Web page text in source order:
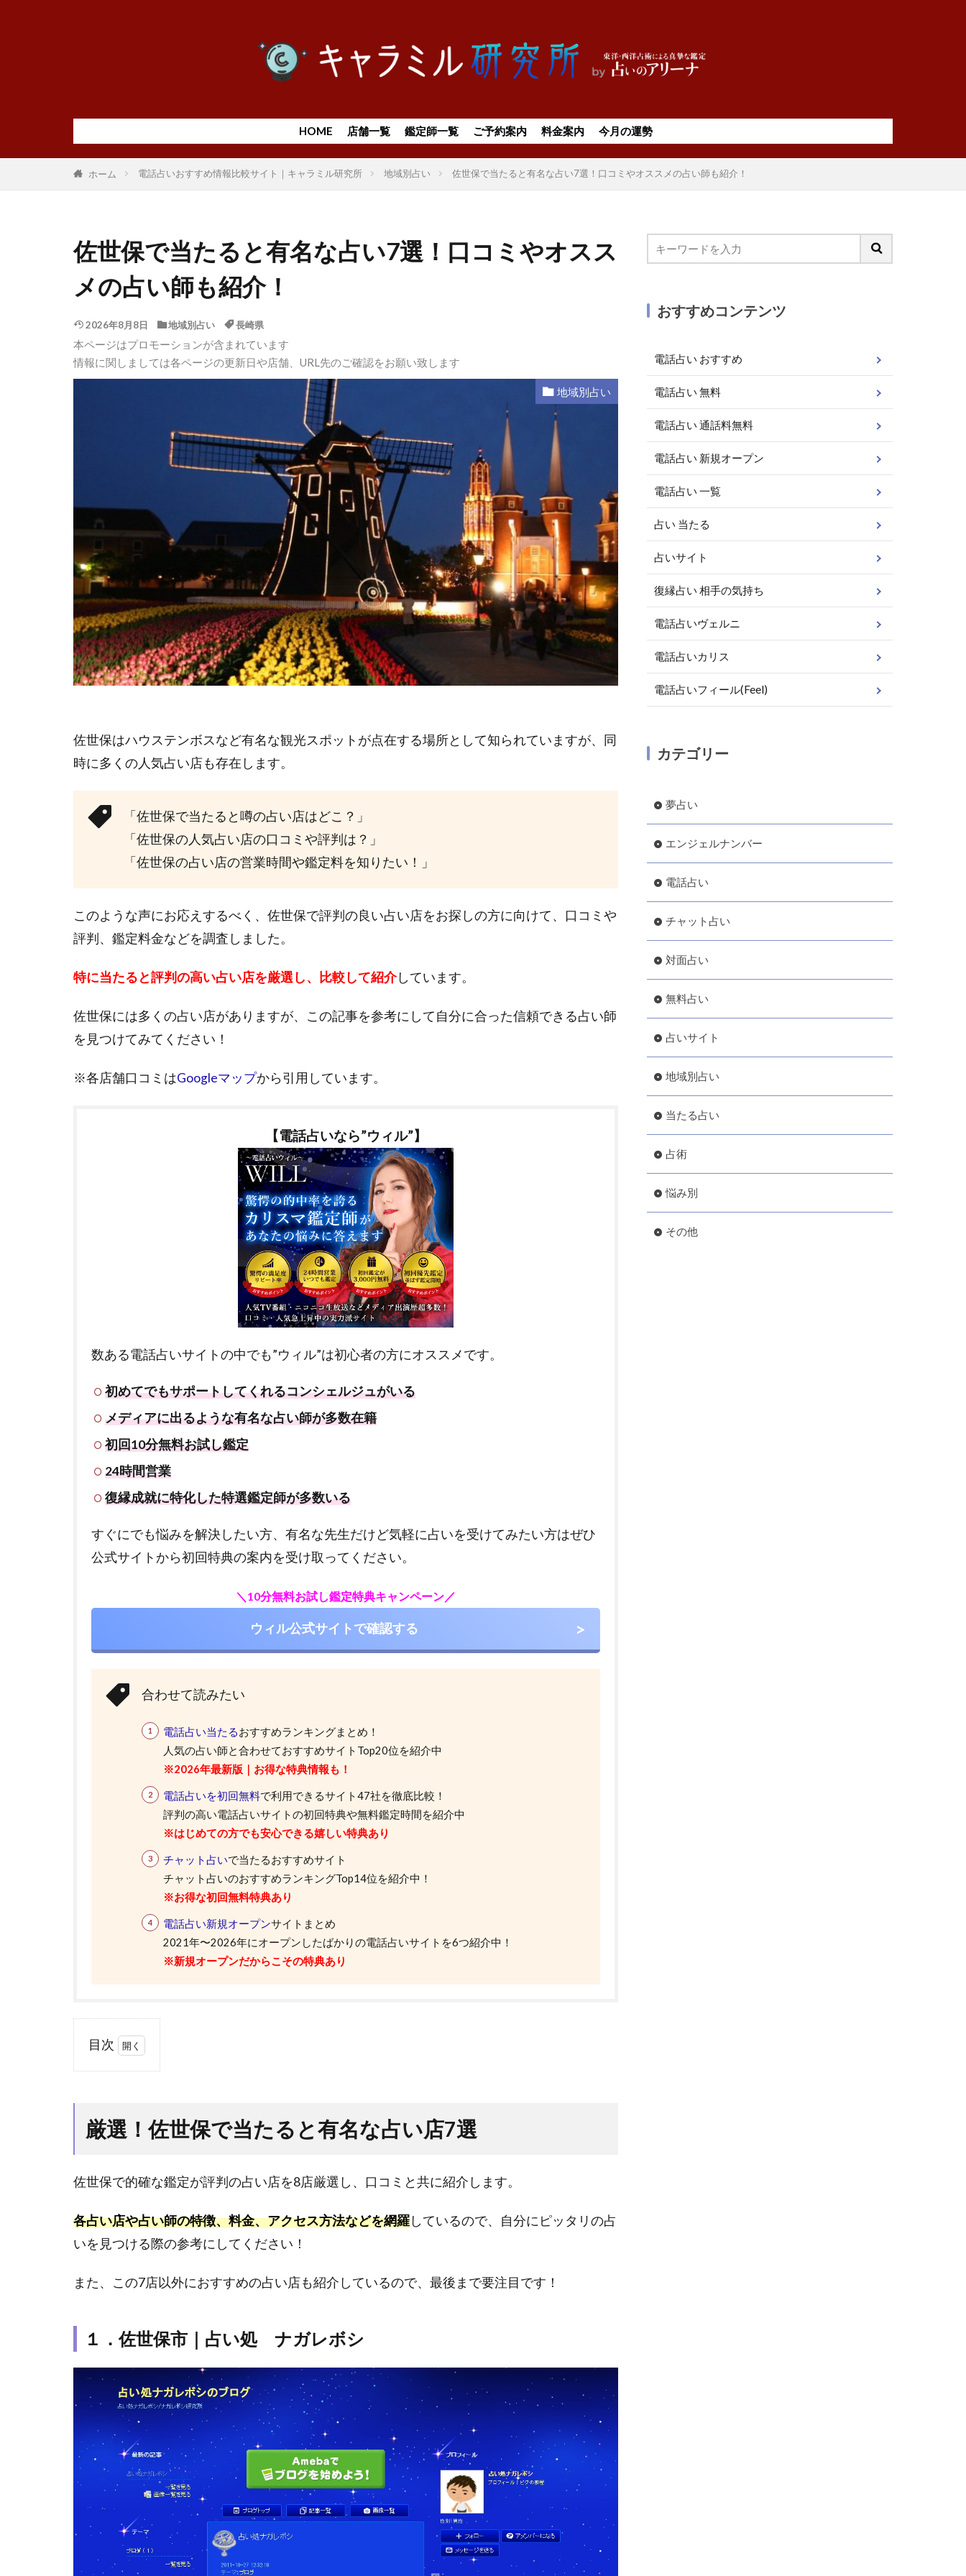
HOME 店舗一覧 鑑定師一覧 ご予約案内 料金案内 今月の運勢
ホーム 電話占いおすすめ情報比較サイト｜キャラミル研究所 地域別占い 佐世保で当たると有名な占い7選！口コミやオススメの占い師も紹介！
佐世保で当たると有名な占い7選！口コミやオスス
メの占い師も紹介！
2026年8月8日 地域別占い 長崎県
本ページはプロモーションが含まれています
情報に関しましては各ページの更新日や店舗、URL先のご確認をお願い致します
地域別占い
佐世保はハウステンボスなど有名な観光スポットが点在する場所として知られていますが、同
時に多くの人気占い店も存在します。
「佐世保で当たると噂の占い店はどこ？」
「佐世保の人気占い店の口コミや評判は？」
「佐世保の占い店の営業時間や鑑定料を知りたい！」
このような声にお応えするべく、佐世保で評判の良い占い店をお探しの方に向けて、口コミや
評判、鑑定料金などを調査しました。
特に当たると評判の高い占い店を厳選し、比較して紹介しています。
佐世保には多くの占い店がありますが、この記事を参考にして自分に合った信頼できる占い師
を見つけてみてください！
※各店舗口コミはGoogleマップから引用しています。
【電話占いなら”ウィル”】
数ある電話占いサイトの中でも”ウィル”は初心者の方にオススメです。
初めてでもサポートしてくれるコンシェルジュがいる
メディアに出るような有名な占い師が多数在籍
初回10分無料お試し鑑定
24時間営業
復縁成就に特化した特選鑑定師が多数いる
すぐにでも悩みを解決したい方、有名な先生だけど気軽に占いを受けてみたい方はぜひ
公式サイトから初回特典の案内を受け取ってください。
＼10分無料お試し鑑定特典キャンペーン／
ウィル公式サイトで確認する
合わせて読みたい
電話占い当たるおすすめランキングまとめ！
人気の占い師と合わせておすすめサイトTop20位を紹介中
※2026年最新版｜お得な特典情報も！
電話占いを初回無料で利用できるサイト47社を徹底比較！
評判の高い電話占いサイトの初回特典や無料鑑定時間を紹介中
※はじめての方でも安心できる嬉しい特典あり
チャット占いで当たるおすすめサイト
チャット占いのおすすめランキングTop14位を紹介中！
※お得な初回無料特典あり
電話占い新規オープンサイトまとめ
2021年〜2026年にオープンしたばかりの電話占いサイトを6つ紹介中！
※新規オープンだからこその特典あり
目次
佐世
保で
有名
い店
１．
い
ナガ
レボ
1.2
2．
佐世
保市
｜ヒ
ーリ
ゴ
厳選！佐世保で当たると有名な占い店7選
佐世保で的確な鑑定が評判の占い店を8店厳選し、口コミと共に紹介します。
各占い店や占い師の特徴、料金、アクセス方法などを網羅しているので、自分にピッタリの占
いを見つける際の参考にしてください！
また、この7店以外におすすめの占い店も紹介しているので、最後まで要注目です！
１．佐世保市｜占い処 ナガレボシ
おすすめコンテンツ
電話占い おすすめ
電話占い 無料
電話占い 通話料無料
電話占い 新規オープン
電話占い 一覧
占い 当たる
占いサイト
復縁占い 相手の気持ち
電話占いヴェルニ
電話占いカリス
電話占いフィール(Feel)
カテゴリー
夢占い
エンジェルナンバー
電話占い
チャット占い
対面占い
無料占い
占いサイト
地域別占い
当たる占い
占術
悩み別
その他